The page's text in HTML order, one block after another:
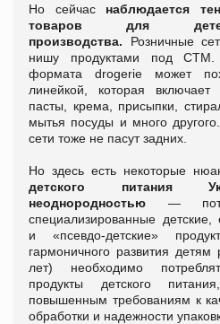
Но сейчас наблюдается
товаров для
производства. Розничные
нишу продуктами под СТМ.
формата drogerie может
линейкой, которая
пасты, крема, присыпки,
мытья посуды и много
сети тоже не пасут задних.
Но здесь есть некоторые
детского питания
неоднородностью —
специализированные
и «псевдо-детские»
гармоничного развития
лет) необходимо
продукты детского
повышенным требованиям к
обработки и надежности